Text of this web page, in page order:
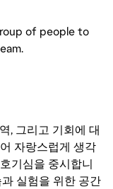
of people to
, 그리고 기회에 대
자랑스럽게 생각
기심을 중시합니
실험을 위한 공간